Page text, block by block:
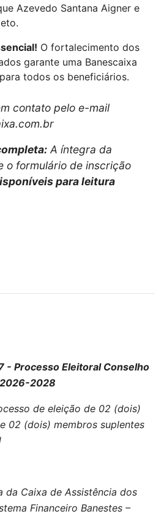
Azevedo Santana Aigner e
O fortalecimento dos
garante uma Banescaixa
todos os beneficiários.
contato pelo e-mail
A íntegra da
o formulário de inscrição
para leitura
- Processo Eleitoral Conselho
2026-2028
de eleição de 02 (dois)
02 (dois) membros suplentes
da Caixa de Assistência dos
Financeiro Banestes –